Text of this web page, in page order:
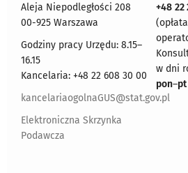
Aleja Niepodległości 208
00-925 Warszawa
Godziny pracy Urzędu: 8.15–
16.15
Kancelaria: +48 22 608 30 00
kancelariaogolnaGUS@stat.gov.pl
Elektroniczna Skrzynka
Podawcza
+48 22
w dni
pon–pt